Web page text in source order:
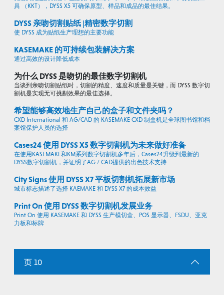
具 （KKT），DYSS X5 可确保原型、样品和成品的最佳结果。
DYSS 亲吻切割贴纸 |精密数字切割
使 DYSS 成为贴纸生产理想的主要功能
KASEMAKE 的可持续包装解决方案
通过高效的设计降低成本
为什么 DYSS 是吻切的最佳数字切割机
当谈到亲吻切割贴纸时，切割的精度、速度和质量是关键，而 DYSS 数字切
割机是实现无可挑剔效果的最佳选择。
希望能够高效地生产自己的盒子和文件夹吗？
CXD International 和 AG/CAD 的 KASEMAKE CXD 制盒机是全球图书馆和档
案馆保护人员的选择
Cases24 使用 DYSS X5 数字切割机为未来做好准备
在使用KASEMAKE和KM系列数字切割机多年后，Cases24升级到最新的
DYSS数字切割机，并证明了AG / CAD提供的出色技术支持
City Signs 使用 DYSS X7 平板切割机拓展新市场
城市标志描述了选择 KAEMAKE 和 DYSS X7 的成本效益
Print On 使用 DYSS 数字切割机发展业务
Print On 使用 KASEMAKE 和 DYSS 生产模切盒、POS 显示器、FSDU、亚克
力板和标牌
页 10